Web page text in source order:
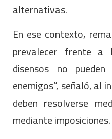
alternativas.
En ese contexto,
prevalecer frente a
disensos no
enemigos”, señaló, al
deben resolverse
mediante imposiciones.